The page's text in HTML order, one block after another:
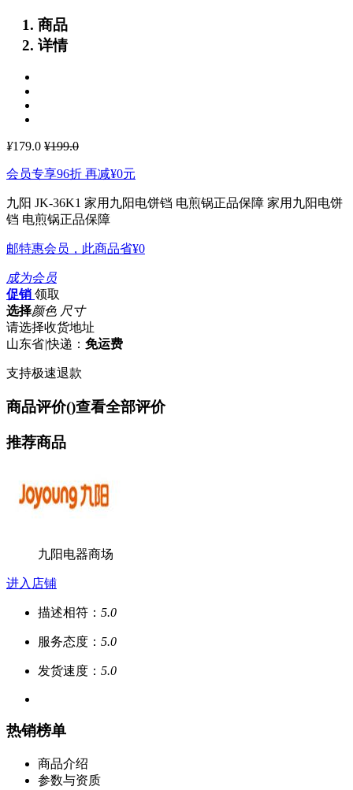
商品
详情
¥179.0 ¥199.0
会员专享96折 再减¥0元
九阳 JK-36K1 家用九阳电饼铛 电煎锅正品保障 家用九阳电饼
铛 电煎锅正品保障
邮特惠会员，此商品省¥0
成为会员
促销 领取
选择颜色 尺寸
请选择收货地址
山东省|快递： 免运费
支持极速退款
商品评价()查看全部评价
推荐商品
九阳电器商场
进入店铺
描述相符： 5.0
服务态度： 5.0
发货速度： 5.0
热销榜单
商品介绍
参数与资质